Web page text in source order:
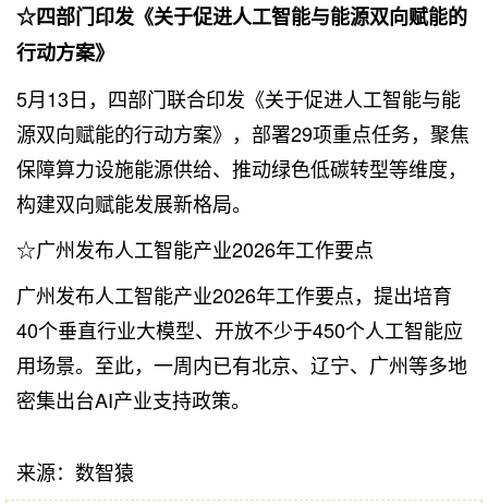
☆四部门印发《关于促进人工智能与能源双向赋能的
行动方案》
5月13日，四部门联合印发《关于促进人工智能与能
源双向赋能的行动方案》，部署29项重点任务，聚焦
保障算力设施能源供给、推动绿色低碳转型等维度，
构建双向赋能发展新格局。
☆广州发布人工智能产业2026年工作要点
广州发布人工智能产业2026年工作要点，提出培育
40个垂直行业大模型、开放不少于450个人工智能应
用场景。至此，一周内已有北京、辽宁、广州等多地
密集出台AI产业支持政策。
来源：数智猿